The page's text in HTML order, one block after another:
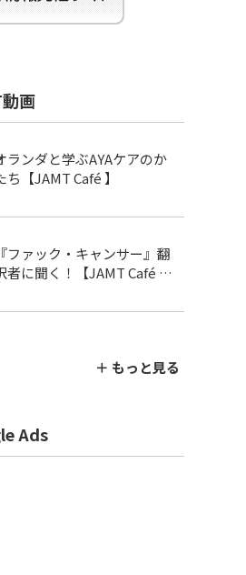
画
ランダと学ぶAYAケアのか
ち【JAMT Café 】
『ファック・キャンサー』翻
者に聞く！【JAMT Café お
＋ もっと見る
Ads